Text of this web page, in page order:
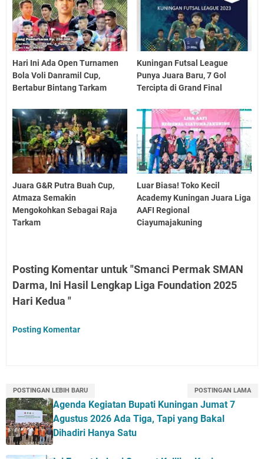
Hari Ini Ada Open Turnamen
Bola Voli Danramil Cup,
Bertabur Bintang Tarkam
Kuningan Futsal League
Punya Juara Baru, 7 Gol
Tercipta di Grand Final
Juara G&R Putra Buah Cup,
Atmaza Semakin
Mengokohkan Sebagai Raja
Tarkam
Luar Biasa! Toko Kecil
Academy Kuningan Juara Liga
AAFI Regional
Ciayumajakuning
Posting Komentar untuk "Smanci Permak SMAN
Darma, Ini Hasil Lengkap Liga Foundation 2025
Hari Kedua "
Posting Komentar
POSTINGAN LEBIH BARU POSTINGAN LAMA
Agenda Kegiatan Bupati Kuningan Jumat 7
Agustus 2026 Ada Tiga, Tapi yang Bakal
Dihadiri Hanya Satu